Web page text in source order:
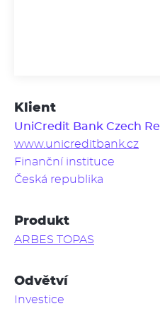
Klient
UniCredit Bank Czech
www.unicreditbank.cz
Finanční instituce
Česká republika
Produkt
ARBES TOPAS
Odvětví
Investice